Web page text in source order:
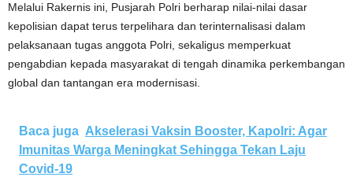
Melalui Rakernis ini, Pusjarah Polri berharap nilai-nilai dasar
kepolisian dapat terus terpelihara dan terinternalisasi dalam
pelaksanaan tugas anggota Polri, sekaligus memperkuat
pengabdian kepada masyarakat di tengah dinamika perkembangan
global dan tantangan era modernisasi.
Baca juga Akselerasi Vaksin Booster, Kapolri: Agar
Imunitas Warga Meningkat Sehingga Tekan Laju
Covid-19